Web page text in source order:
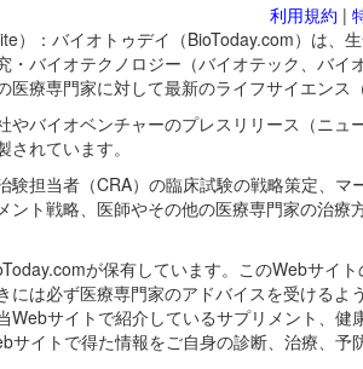
利用規約 |
）：バイオトゥデイ（BioToday.com）は、
・バイオテクノロジー（バイオテック、バ
療専門家に対して最新のライフサイエンス
やバイオベンチャーのプレスリリース（ニ
れています。
験担当者（CRA）の臨床試験の戦略策定、
ント戦略、医師やその他の医療専門家の治
が保有しています。このWebサイ
には必ず医療専門家のアドバイスを受ける
Webサイトで紹介しているサプリメント、
サイトで得た情報をご自身の診断、治療、